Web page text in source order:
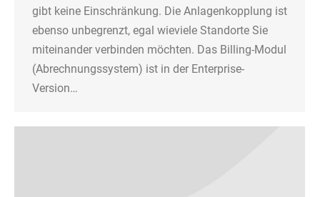
gibt keine Einschränkung. Die Anlagenkopplung ist
ebenso unbegrenzt, egal wieviele Standorte Sie
miteinander verbinden möchten. Das Billing-Modul
(Abrechnungssystem) ist in der Enterprise-
Version…